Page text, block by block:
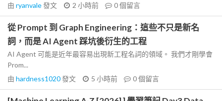
由 ryanvale發文 2 小時前 0個留言
從 Prompt 到 Graph Engineering：這些不只是新名
詞，而是 AI Agent 踩坑後衍生的工程
AI Agent 可能是近年最容易出現新工程名詞的領域。 我們才剛學會
Prom...
由 hardness1020發文 5 小時前 0個留言